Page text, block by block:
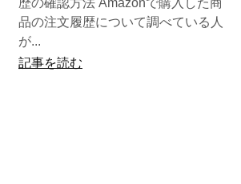
歴の確認方法 Amazonで購入した商
品の注文履歴について調べている人
が...
記事を読む